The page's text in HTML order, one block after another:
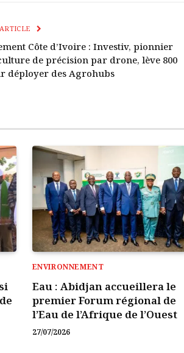
Côte d’Ivoire : Investiv, pionnier
de précision par drone, lève 800
déployer des Agrohubs
ENVIRONNEMENT
Eau : Abidjan accueillera le
premier Forum régional de
l’Eau de l’Afrique de l’Ouest
27/07/2026